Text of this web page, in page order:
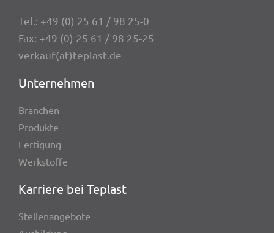
Tel.: +49 (0) 25 61 / 98 25-0
Fax: +49 (0) 25 61 / 98 25-25
verkauf(at)teplast.de
Unter­neh­men
Bran­chen
Produkte
Ferti­gung
Werk­stoffe
Karriere bei Teplast
Stel­len­an­ge­bote